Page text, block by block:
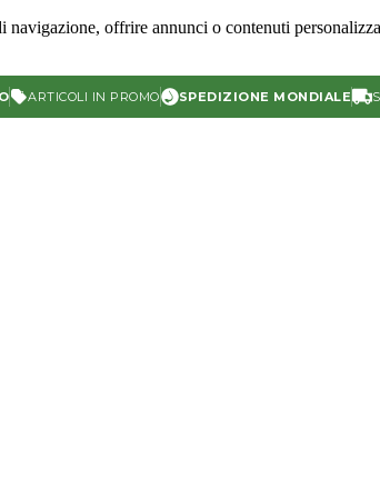
offrire annunci o contenuti
ARTICOLI IN PROMO SPEDIZIONE MONDIALE